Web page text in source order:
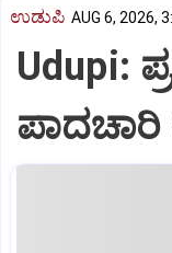
ಉಡುಪಿ AUG 6, 2026,
Udupi:
ಪಾದಚಾರಿ